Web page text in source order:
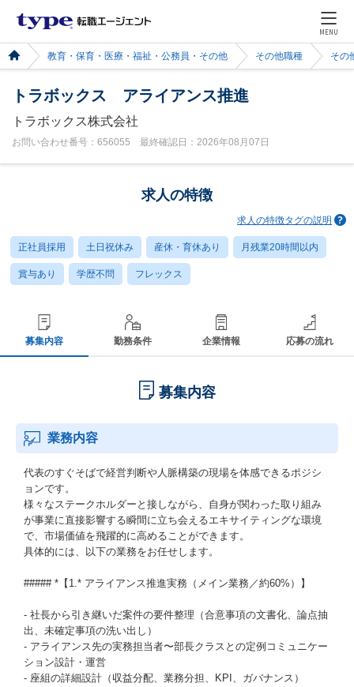
MENU
教育・保育・医療・福祉・公務員・その他 その他職種 その
トラボックス アライアンス推進
トラボックス株式会社
お問い合わせ番号：656055 最終確認日：2026年08月07日
求人の特徴
求人の特徴タグの説明
正社員採用 土日祝休み 産休・育休あり 月残業20時間以内
賞与あり 学歴不問 フレックス
募集内容 勤務条件 企業情報 応募の流れ
募集内容
業務内容
代表のすぐそばで経営判断や人脈構築の現場を体感できるポジシ
ョンです。
様々なステークホルダーと接しながら、自身が関わった取り組み
が事業に直接影響する瞬間に立ち会えるエキサイティングな環境
で、市場価値を飛躍的に高めることができます。
具体的には、以下の業務をお任せします。
##### *【1.* アライアンス推進実務（メイン業務／約60%）】
- 社長から引き継いだ案件の要件整理（合意事項の文書化、論点抽
出、未確定事項の洗い出し）
- アライアンス先の実務担当者〜部長クラスとの定例コミュニケー
ション設計・運営
- 座組の詳細設計（収益分配、業務分担、KPI、ガバナンス）